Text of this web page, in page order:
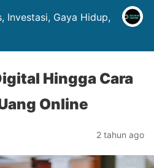
Investasi, Gaya Hidup,
Hingga Cara
Online
2 tahun ago